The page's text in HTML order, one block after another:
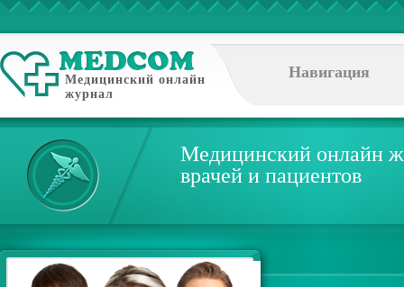
Медицинский онлайн
журнал
Навигация
Медицинский онлайн
врачей и пациентов